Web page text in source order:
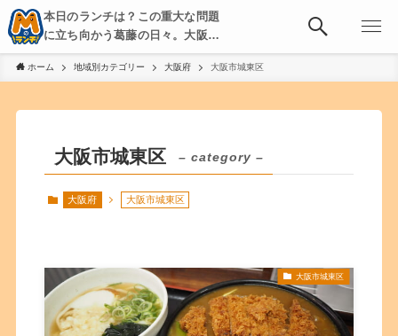
本日のランチは？この重大な問題
に立ち向かう葛藤の日々。大阪・
京都・神戸を中心とした食べ歩
き、飲み歩きを綴る。
ホーム 地域別カテゴリー 大阪府 大阪市城東区
大阪市城東区 – category –
大阪府 大阪市城東区
大阪市城東区